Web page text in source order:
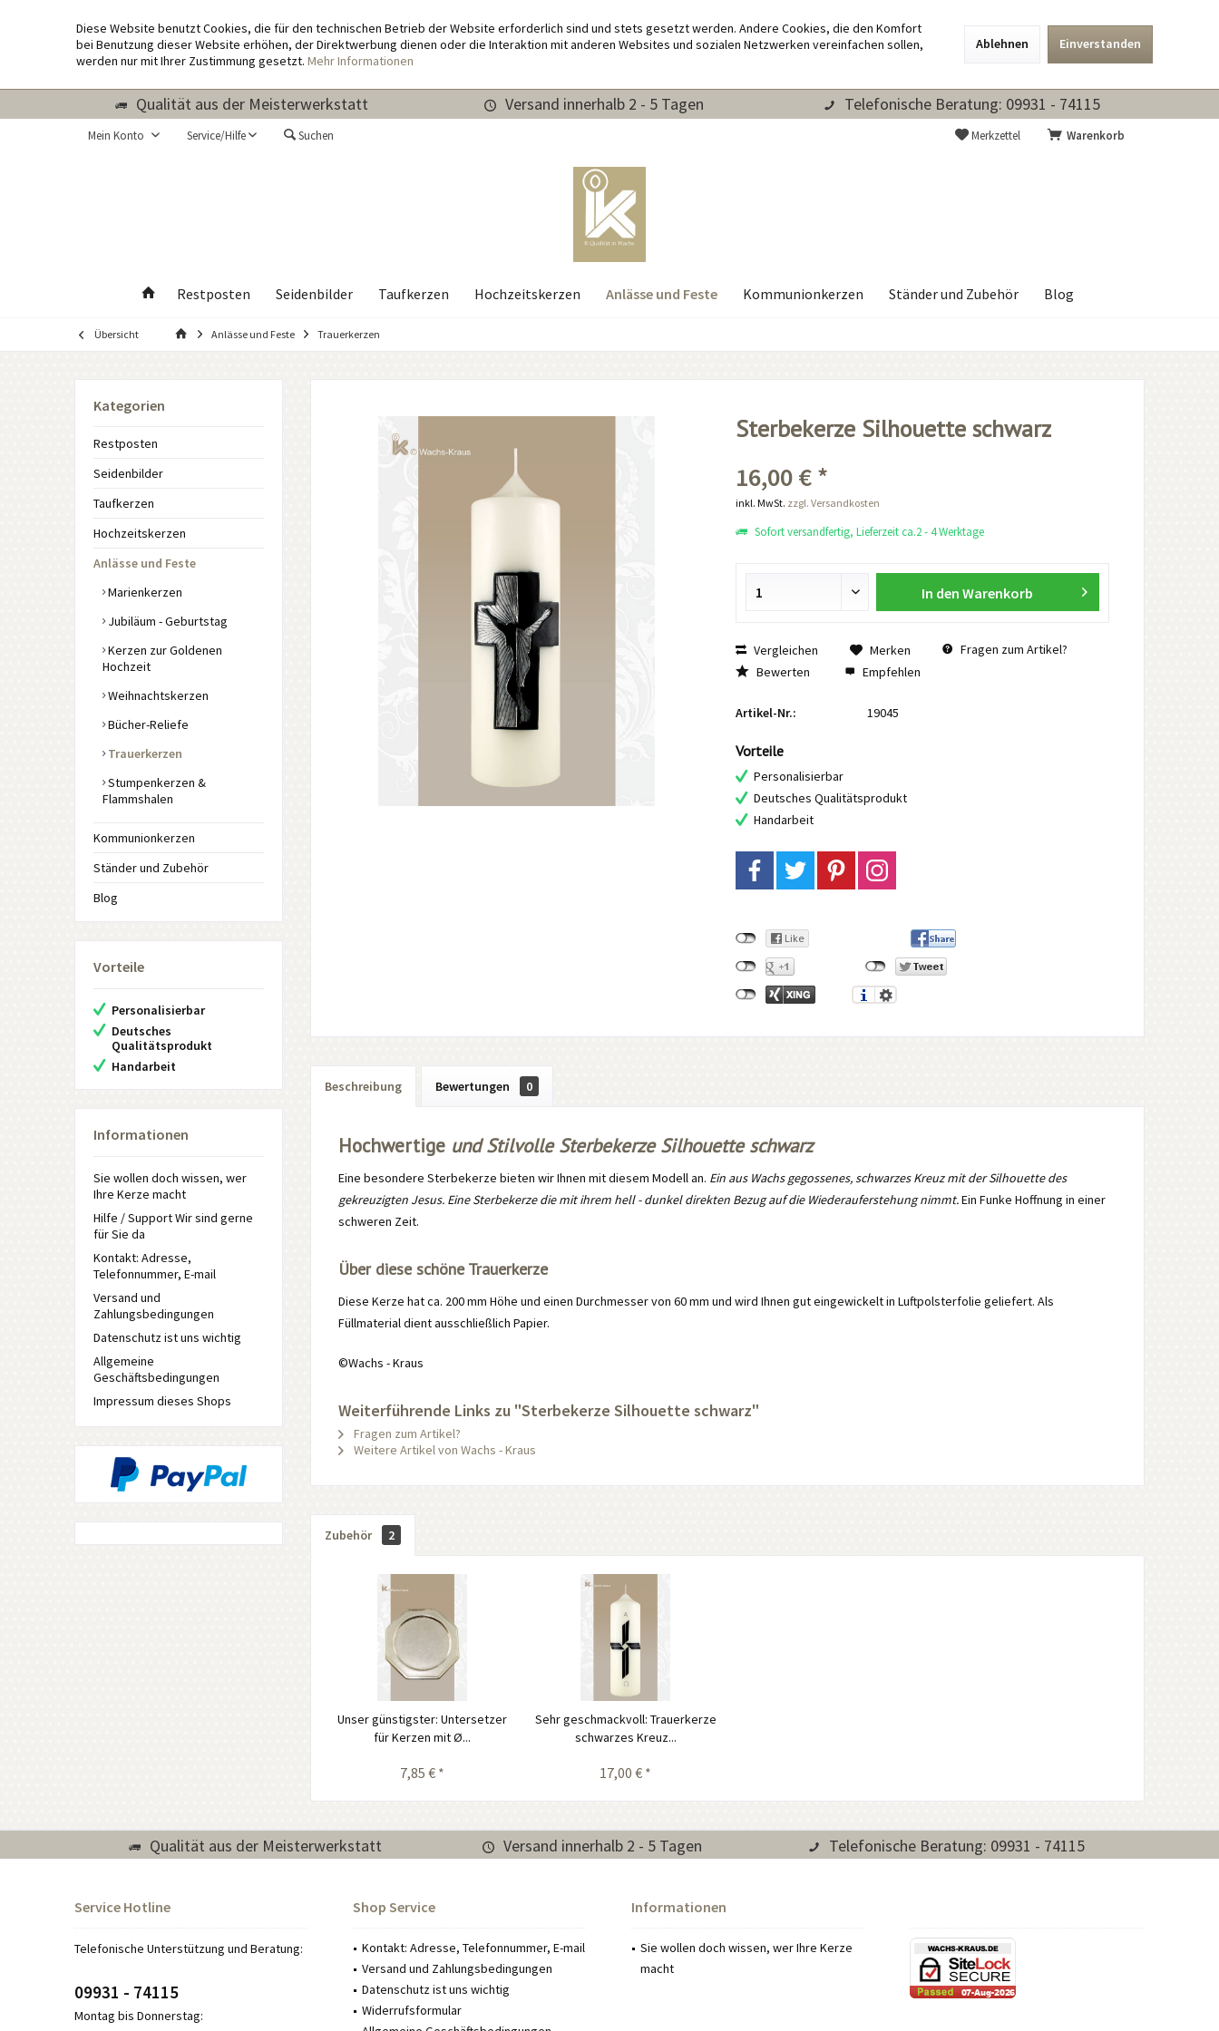
Diese Website benutzt Cookies, die für den technischen Betrieb der Website erforderlich sind und stets gesetzt werden. Andere Cookies, die den Komfort
bei Benutzung dieser Website erhöhen, der Direktwerbung dienen oder die Interaktion mit anderen Websites und sozialen Netzwerken vereinfachen sollen,
werden nur mit Ihrer Zustimmung gesetzt. Mehr Informationen
Ablehnen Einverstanden
Qualität aus der Meisterwerkstatt Versand innerhalb 2 - 5 Tagen Telefonische Beratung: 09931 - 74115
Warenkorb
Merkzettel
Mein Konto Service/Hilfe Suchen
Restposten Seidenbilder Taufkerzen Hochzeitskerzen Anlässe und Feste Kommunionkerzen Ständer und Zubehör Blog
Übersicht Anlässe und Feste Trauerkerzen
Kategorien
Restposten
Seidenbilder
Taufkerzen
Hochzeitskerzen
Anlässe und Feste
Marienkerzen
Jubiläum - Geburtstag
Kerzen zur Goldenen
Hochzeit
Weihnachtskerzen
Bücher-Reliefe
Trauerkerzen
Stumpenkerzen &
Flammshalen
Kommunionkerzen
Ständer und Zubehör
Blog
Vorteile
Personalisierbar
Deutsches
Qualitätsprodukt
Handarbeit
Informationen
Sie wollen doch wissen, wer
Ihre Kerze macht
Hilfe / Support Wir sind gerne
für Sie da
Kontakt: Adresse,
Telefonnummer, E-mail
Versand und
Zahlungsbedingungen
Datenschutz ist uns wichtig
Allgemeine
Geschäftsbedingungen
Impressum dieses Shops
Sterbekerze Silhouette schwarz
16,00 € *
inkl. MwSt. zzgl. Versandkosten
Sofort versandfertig, Lieferzeit ca.2 - 4 Werktage
In den Warenkorb
Vergleichen Merken
Fragen zum Artikel?
Bewerten
Empfehlen
Artikel-Nr.: 19045
Vorteile
Personalisierbar
Deutsches Qualitätsprodukt
Handarbeit
Beschreibung Bewertungen 0
Hochwertige und Stilvolle Sterbekerze Silhouette schwarz
Eine besondere Sterbekerze bieten wir Ihnen mit diesem Modell an. Ein aus Wachs gegossenes, schwarzes Kreuz mit der Silhouette des
gekreuzigten Jesus. Eine Sterbekerze die mit ihrem hell - dunkel direkten Bezug auf die Wiederauferstehung nimmt.Ein Funke Hoffnung in einer
schweren Zeit.
Über diese schöne Trauerkerze
Diese Kerze hat ca. 200 mm Höhe und einen Durchmesser von 60 mm und wird Ihnen gut eingewickelt in Luftpolsterfolie geliefert. Als
Füllmaterial dient ausschließlich Papier.
©Wachs - Kraus
Weiterführende Links zu "Sterbekerze Silhouette schwarz"
Fragen zum Artikel?
Weitere Artikel von Wachs - Kraus
Zubehör 2
Unser günstigster: Untersetzer
für Kerzen mit Ø...
7,85 € *
Sehr geschmackvoll: Trauerkerze
schwarzes Kreuz...
17,00 € *
Qualität aus der Meisterwerkstatt Versand innerhalb 2 - 5 Tagen Telefonische Beratung: 09931 - 74115
Service Hotline
Telefonische Unterstützung und Beratung:
09931 - 74115
Montag bis Donnerstag:
Shop Service
Kontakt: Adresse, Telefonnummer, E-mail
Versand und Zahlungsbedingungen
Datenschutz ist uns wichtig
Widerrufsformular
Informationen
Sie wollen doch wissen, wer Ihre Kerze
macht